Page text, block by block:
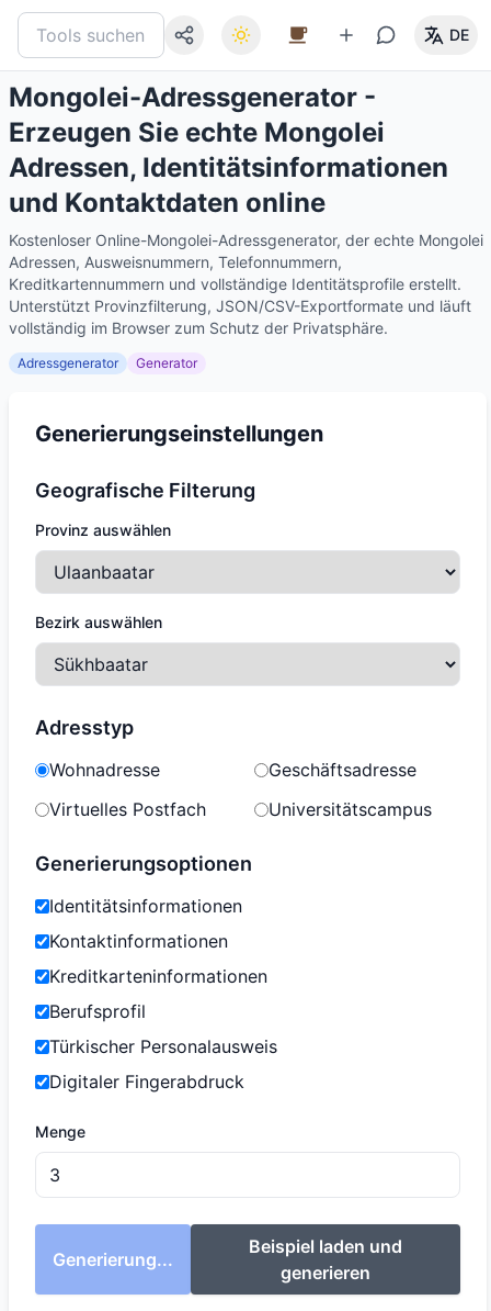
DE
Mongolei-Adressgenerator -
Erzeugen Sie echte Mongolei
Adressen, Identitätsinformationen
und Kontaktdaten online
Kostenloser Online-Mongolei-Adressgenerator, der echte Mongolei
Adressen, Ausweisnummern, Telefonnummern,
Kreditkartennummern und vollständige Identitätsprofile erstellt.
Unterstützt Provinzfilterung, JSON/CSV-Exportformate und läuft
vollständig im Browser zum Schutz der Privatsphäre.
Adressgenerator Generator
Generierungseinstellungen
Geografische Filterung
Provinz auswählen
Bezirk auswählen
Adresstyp
Wohnadresse
Geschäftsadresse
Virtuelles Postfach
Universitätscampus
Generierungsoptionen
Identitätsinformationen
Kontaktinformationen
Kreditkarteninformationen
Berufsprofil
Türkischer Personalausweis
Digitaler Fingerabdruck
Menge
Generierung...
Beispiel laden und
generieren